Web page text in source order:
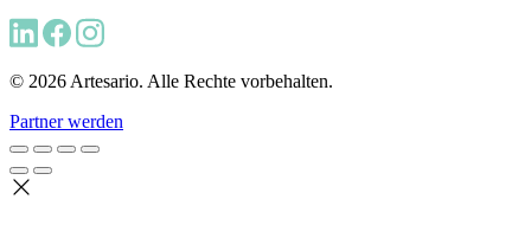
© 2026 Artesario. Alle Rechte vorbehalten.
Partner werden